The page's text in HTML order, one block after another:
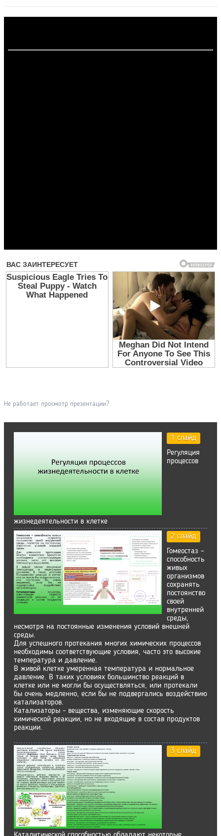
Не работает просмотр презентации?
1 слайд
Регуляция
процессов
жизнедеятельности в клетке
2 слайд
Гомеостаз –
способность
живых
организмов
сохранять
постоянство
своей
внутренней
среды,
несмотря на постоянные изменения условий внешней
среды.
Для успешного протекания многих химических процессов
необходимы соответствующие условия, часто это высокие
температура и давление.
В живой клетке умеренная температура и нормальное
давление. В таких условиях большинство реакций в
клетке или не могли бы осуществляться, или протекали
бы очень медленно, если бы не подвергались воздействию
катализаторов.
Катализаторы - вещества, изменяющие скорость
химической реакции, но не входящие в состав продуктов
реакции.
3 слайд